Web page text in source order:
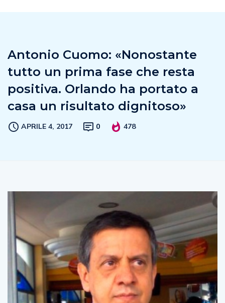
Antonio Cuomo: «Nonostante
tutto un prima fase che resta
positiva. Orlando ha portato a
casa un risultato dignitoso»
APRILE 4, 2017 0 478